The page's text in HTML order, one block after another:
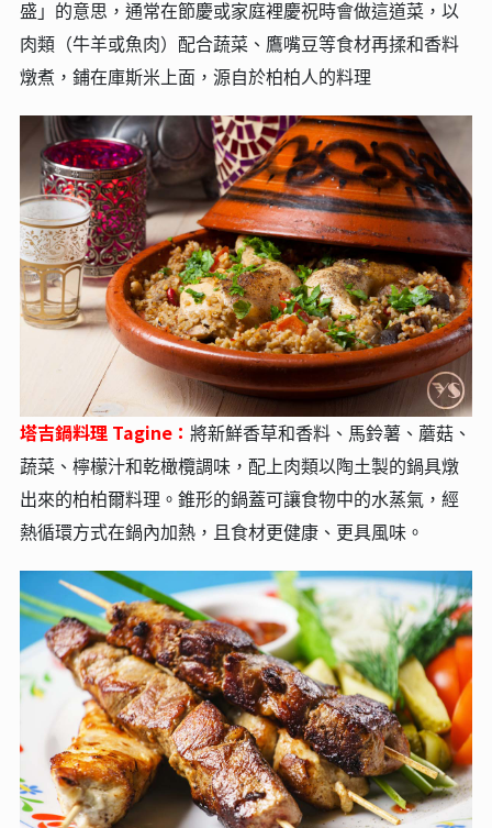
盛」的意思，通常在節慶或家庭裡慶祝時會做這道菜，以
肉類（牛羊或魚肉）配合蔬菜、鷹嘴豆等食材再揉和香料
燉煮，鋪在庫斯米上面，源自於柏柏人的料理
塔吉鍋料理 Tagine： 將新鮮香草和香料、馬鈴薯、蘑菇、
蔬菜、檸檬汁和乾橄欖調味，配上肉類以陶土製的鍋具燉
出來的柏柏爾料理。錐形的鍋蓋可讓食物中的水蒸氣，經
熱循環方式在鍋內加熱，且食材更健康、更具風味。